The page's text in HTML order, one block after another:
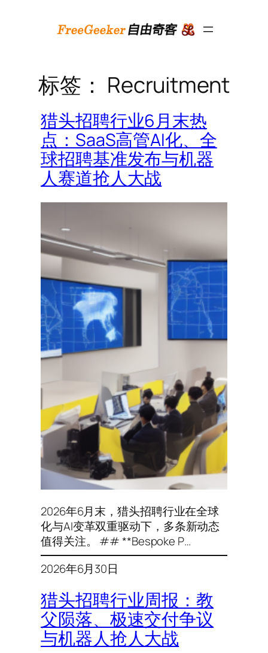
标签： Recruitment
猎头招聘行业6月末热
点：SaaS高管AI化、全
球招聘基准发布与机器
人赛道抢人大战
2026年6月末，猎头招聘行业在全球
化与AI变革双重驱动下，多条新动态
值得关注。 ## **Bespoke P…
2026年6月30日
猎头招聘行业周报：教
父陨落、极速交付争议
与机器人抢人大战